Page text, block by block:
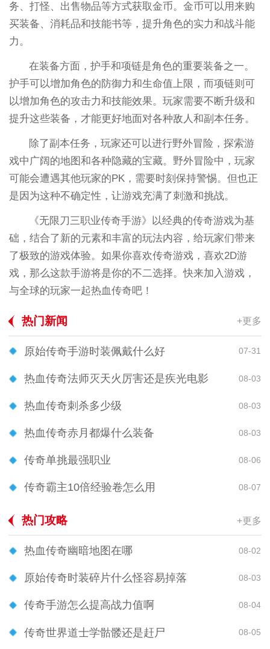
务、打怪、出售物品等方式获取金币。金币可以用来购
买装备、消耗品和技能书等，提升角色的实力和战斗能
力。
在装备方面，护手和项链是角色的重要装备之一。
护手可以增加角色的防御力和生命值上限，而项链则可
以增加角色的攻击力和技能效果。玩家需要不断升级和
提升这些装备，才能更好地面对各种敌人和副本任务。
除了副本任务，玩家还可以进行野外冒险，探索游
戏中广阔的地图和各种隐藏的宝藏。野外冒险中，玩家
可能会遭遇其他玩家的PK，需要时刻保持警惕。但也正
是因为这种不确定性，让游戏充满了刺激和挑战。
《无限刀三职业传奇手游》以经典的传奇游戏为基
础，结合了新的元素和丰富的玩法内容，给玩家们带来
了极致的游戏体验。如果你喜欢传奇游戏，喜欢2D游
戏，那么这款手游将是你的不二选择。快来加入游戏，
与全球的玩家一起热血传奇吧！
热门新闻 +更多
原始传奇手游时装佩戴什么好 07-31
热血传奇法师灭天火厉害还是疾光电影 08-03
热血传奇刺杀多少级 08-03
热血传奇赤月都爆什么装备 08-03
传奇单挑最强职业 08-06
传奇霸主10倍经验卷怎么用 08-07
热门攻略 +更多
热血传奇幽暗地图在哪 08-02
原始传奇时装碎片什么怪容易掉落 08-03
传奇手游怎么提高战力值啊 08-04
传奇世界道士学骷髅还是赶尸 08-05